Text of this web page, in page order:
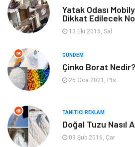
Bahçe Ev
Hizmet
Organizasyon
Finans & Ekonomi
Yatak Odası
Dikkat Edilecek
13 Eki 2015, Sal
GÜNDEM
Çinko Borat Nedir?
25 Oca 2021, Pts
TANITICI REKLAM
Doğal Tuzu Nasıl
03 Şub 2016, Çar